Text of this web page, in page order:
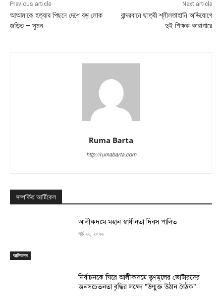
Previous article
আআমাকে হত্যার পিছনে দেশে বড় লোক
জড়িত – সুমন
Next article
বান্দরবানে ছাত্রী শ্লীলতাহানি অভিযোগে
দুই শিক্ষক কারাগারে
Ruma Barta
http://rumabarta.com
সম্পর্কিত আর্টিকেল
আলিকদম
‎আলীকদমে মহান স্বাধীনতা দিবস পালিত
মার্চ ২৬, ২০২৬
নির্বাচনকে ঘিরে আলীকদমে তৃণমূলের ভোটারদের
জনসচেতনতা বৃদ্ধির লক্ষ্যে “উন্মুক্ত উঠান বৈঠক”